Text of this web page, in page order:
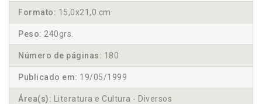
Formato: 15,0x21,0 cm
Peso: 240grs.
Número de páginas: 180
Publicado em: 19/05/1999
Área(s): Literatura e Cultura - Diversos